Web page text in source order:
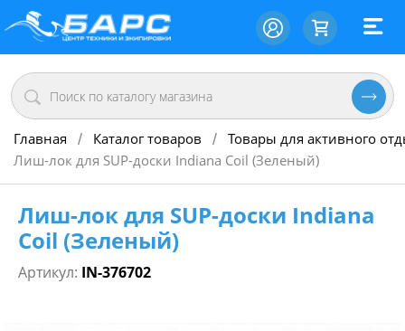
Главная / Каталог товаров / Товары для активного
Лиш-лок для SUP-доски Indiana Coil (Зеленый)
Лиш-лок для SUP-доски Indiana
Coil (Зеленый)
Артикул: IN-376702